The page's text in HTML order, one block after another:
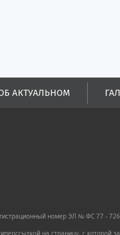
АКТУАЛЬНОМ
номер ЭЛ № ФС 77 -